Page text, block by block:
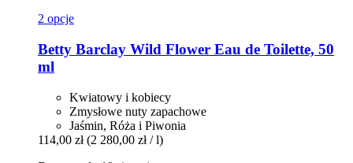
2 opcje
Betty Barclay Wild Flower Eau de Toilette, 50
ml
Kwiatowy i kobiecy
Zmysłowe nuty zapachowe
Jaśmin, Róża i Piwonia
114,00 zł (2 280,00 zł / l)